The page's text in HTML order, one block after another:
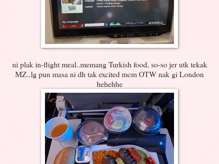
ni plak in-flight meal..memang Turkish food, so-so jer utk tekak
MZ..lg pun masa ni dh tak excited mcm OTW nak gi London
hehehhe